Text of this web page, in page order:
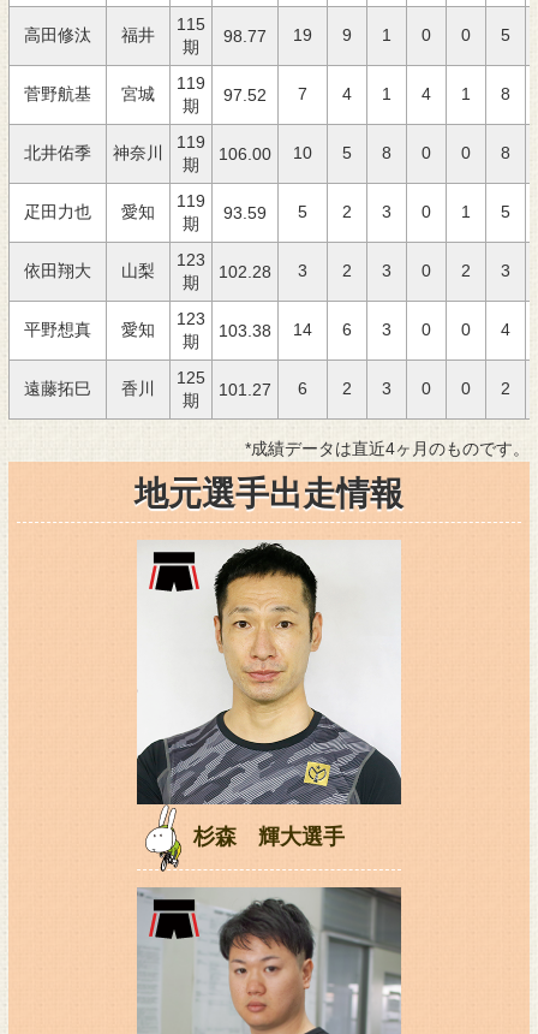
高田修汰 福井
115
期
98.77 19 9 1 0 0 5
菅野航基 宮城
119
期
97.52 7 4 1 4 1 8
北井佑季 神奈川
119
期
106.00 10 5 8 0 0 8
疋田力也 愛知
119
期
93.59 5 2 3 0 1 5
依田翔大 山梨
123
期
102.28 3 2 3 0 2 3
平野想真 愛知
123
期
103.38 14 6 3 0 0 4
遠藤拓巳 香川
125
期
101.27 6 2 3 0 0 2
*成績データは直近4ヶ月のものです。
地元選手出走情報
杉森 輝大選手